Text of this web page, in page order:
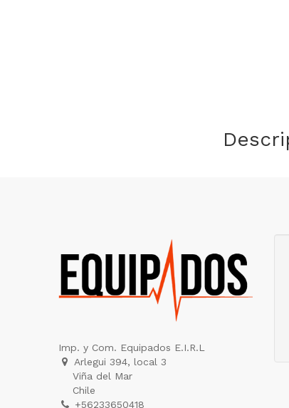
Imp. y Com. Equipados E.I.R.L
Arlegui 394, local 3
Viña del Mar
Chile
+56233650418